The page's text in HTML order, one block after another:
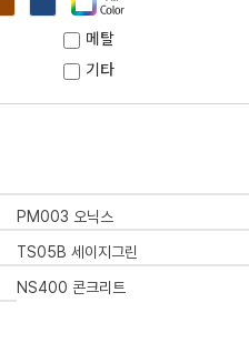
메탈
기타
PM003 오닉스
TS05B 세이지그린
NS400 콘크리트